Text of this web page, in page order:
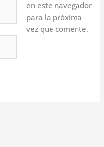
en este navegador
para la próxima
vez que comente.